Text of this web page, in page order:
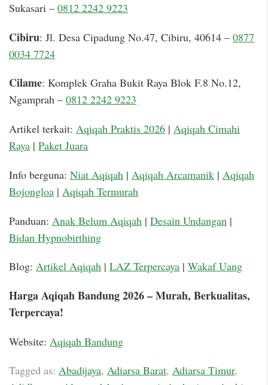
Sukasari – 0812 2242 9223
Cibiru: Jl. Desa Cipadung No.47, Cibiru, 40614 – 0877
0034 7724
Cilame: Komplek Graha Bukit Raya Blok F.8 No.12,
Ngamprah – 0812 2242 9223
Artikel terkait: Aqiqah Praktis 2026 | Aqiqah Cimahi
Raya | Paket Juara
Info berguna: Niat Aqiqah | Aqiqah Arcamanik | Aqiqah
Bojongloa | Aqiqah Termurah
Panduan: Anak Belum Aqiqah | Desain Undangan |
Bidan Hypnobirthing
Blog: Artikel Aqiqah | LAZ Terpercaya | Wakaf Uang
Harga Aqiqah Bandung 2026 – Murah, Berkualitas,
Terpercaya!
Website: Aqiqah Bandung
Tagged as: Abadijaya, Adiarsa Barat, Adiarsa Timur,